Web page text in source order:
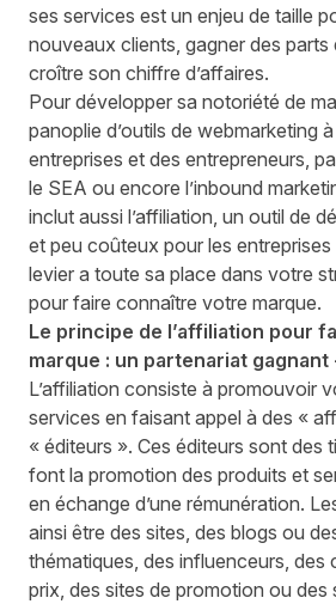
ses services est un enjeu de taille
nouveaux clients, gagner des parts
croître son chiffre d’affaires.
Pour développer sa notoriété de
panoplie d’outils de webmarketing
entreprises et des entrepreneurs,
le SEA ou encore l’inbound
inclut aussi l’affiliation, un outil de
et peu coûteux pour les entreprises
levier a toute sa place dans votre
pour faire connaître votre marque.
Le principe de l’affiliation pour
marque : un partenariat gagnant
L’affiliation consiste à promouvoir
services en faisant appel à des «
« éditeurs ». Ces éditeurs sont des
font la promotion des produits et
en échange d’une rémunération.
ainsi être des sites, des blogs ou
thématiques, des influenceurs, des
prix, des sites de promotion ou des